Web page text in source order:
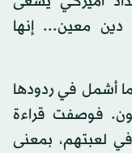
دين معين... إنها
أشمل في ردودها
فوصفت قراءة
لعبتهم، بمعنى